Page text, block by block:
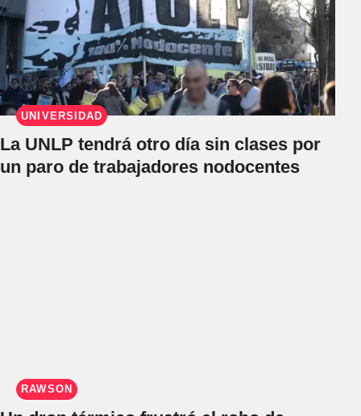
UNIVERSIDAD
La UNLP tendrá otro día sin clases por
un paro de trabajadores nodocentes
RAWSON